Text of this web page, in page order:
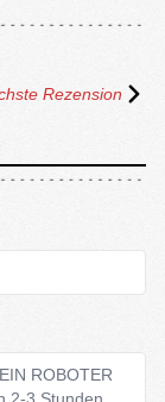
Rezension